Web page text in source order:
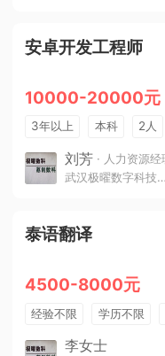
安卓开发工程师
10000-20000元
3年以上 本科 2人
奖励计划
节假日福利
刘芳 · 人力资源经
武汉极曜数字科技有限公司
泰语翻译
4500-8000元
经验不限 学历不限
五险
李女士